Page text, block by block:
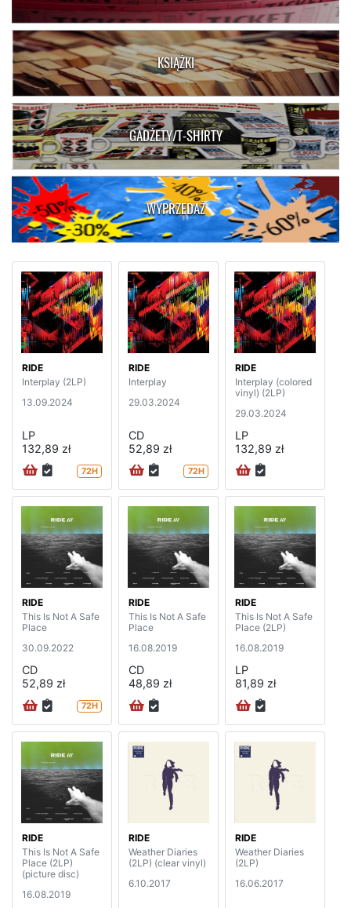
KSIĄŻKI
GADŻETY/T-SHIRTY
WYPRZEDAŻ
RIDE
Interplay (2LP)
13.09.2024
LP
132,89 zł
72H
RIDE
Interplay
29.03.2024
CD
52,89 zł
72H
RIDE
Interplay (colored
vinyl) (2LP)
29.03.2024
LP
132,89 zł
RIDE
This Is Not A Safe
Place
30.09.2022
CD
52,89 zł
72H
RIDE
This Is Not A Safe
Place
16.08.2019
CD
48,89 zł
RIDE
This Is Not A Safe
Place (2LP)
16.08.2019
LP
81,89 zł
RIDE
This Is Not A Safe
Place (2LP)
(picture disc)
16.08.2019
RIDE
Weather Diaries
(2LP) (clear vinyl)
6.10.2017
RIDE
Weather Diaries
(2LP)
16.06.2017